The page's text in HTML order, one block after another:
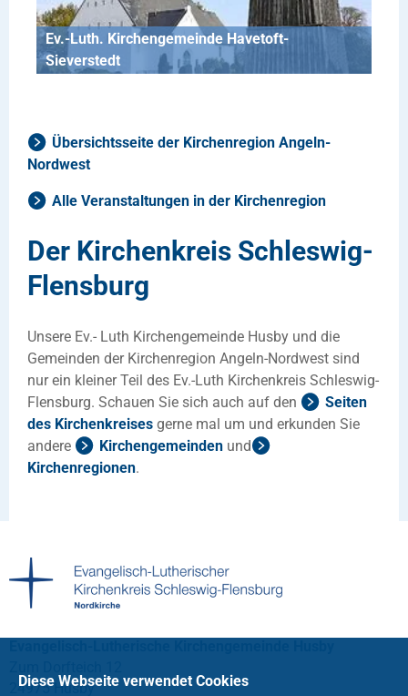
Ev.-Luth. Kirchengemeinde Havetoft-
Sieverstedt
Übersichtsseite der Kirchenregion Angeln-
Nordwest
Alle Veranstaltungen in der Kirchenregion
Der Kirchenkreis Schleswig-
Flensburg
Unsere Ev.- Luth Kirchengemeinde Husby und die
Gemeinden der Kirchenregion Angeln-Nordwest sind
nur ein kleiner Teil des Ev.-Luth Kirchenkreis Schleswig-
Flensburg. Schauen Sie sich auch auf den
Seiten
des Kirchenkreises gerne mal um und erkunden Sie
andere
Kirchengemeinden und
Kirchenregionen.
24975 Husby
Diese Webseite verwendet Cookies